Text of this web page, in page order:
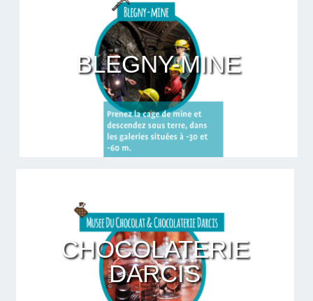
BLEGNY-MINE
CHOCOLATERIE
DARCIS